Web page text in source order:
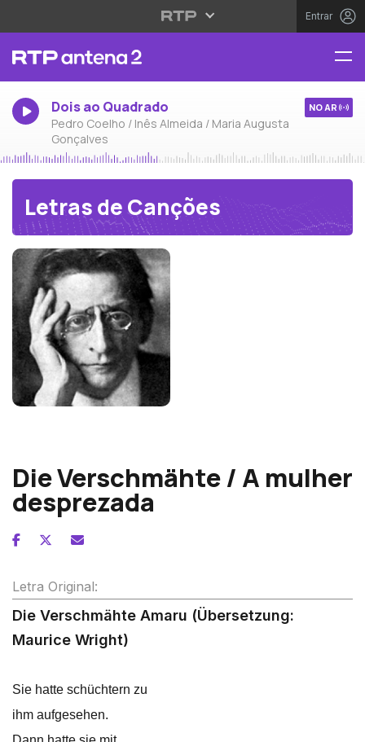
Entrar
Dois ao Quadrado
Pedro Coelho / Inês Almeida / Maria Augusta
Gonçalves
NO AR
Letras de Canções
Die Verschmähte / A mulher
desprezada
Letra Original:
Die Verschmähte Amaru (Übersetzung:
Maurice Wright)
Sie hatte schüchtern zu
ihm aufgesehen.